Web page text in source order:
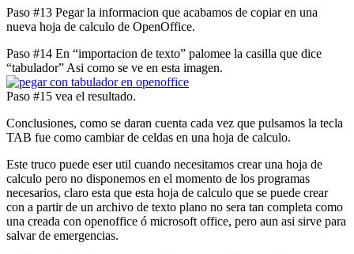
Paso #13 Pegar la informacion que acabamos de copiar en una
nueva hoja de calculo de OpenOffice.
Paso #14 En “importacion de texto” palomee la casilla que dice
“tabulador” Asi como se ve en esta imagen.
Paso #15 vea el resultado.
Conclusiones, como se daran cuenta cada vez que pulsamos la tecla
TAB fue como cambiar de celdas en una hoja de calculo.
Este truco puede eser util cuando necesitamos crear una hoja de
calculo pero no disponemos en el momento de los programas
necesarios, claro esta que esta hoja de calculo que se puede crear
con a partir de un archivo de texto plano no sera tan completa como
una creada con openoffice ó microsoft office, pero aun asi sirve para
salvar de emergencias.